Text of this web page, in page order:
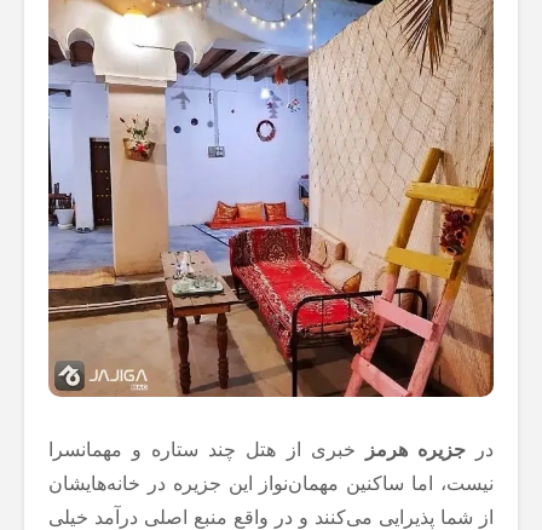
درجزیره هرمز
خبری از هتل چند ستاره و مهمانسرا
نیست، اما ساکنین مهمان‌نواز این جزیره در خانه‌هایشان
از شما پذیرایی می‌کنند و در واقع منبع اصلی درآمد خیلی